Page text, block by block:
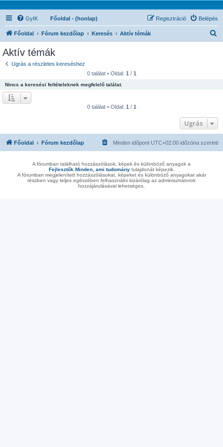
GyIK Főoldal - (honlap) Belépés
Regisztráció
Főoldal Fórum kezdőlap Keresés Aktív témák
Aktív témák
Ugrás a részletes kereséshez
0 találat • Oldal: 1 / 1
Nincs a keresési feltételeknek megfelelő találat.
0 találat • Oldal: 1 / 1
Ugrás
Főoldal Fórum kezdőlap Minden időpont UTC+02:00 időzóna szerinti
A fórumban található hozzászólások, képek és különböző anyagok a
Fejlesztők Minden, ami tudománytulajdonát képezik.
A fórumban megjelenített hozzászólásokat, képeket és különböző anyagokat akár
részben vagy teljes egészében felhasználni kizárólag az adminisztrátorok
hozzájárulásával lehetséges.